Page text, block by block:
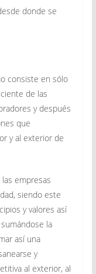
donde se
consiste en sólo
de las
y después
que
y al exterior de
empresas
siendo este
y valores así
la
así una
y
al exterior, al